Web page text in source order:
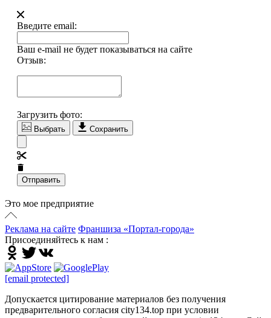
Введите email:
Ваш e-mail не будет показываться на сайте
Отзыв:
Загрузить фото:
Выбрать Сохранить
Отправить
Это мое предприятие
Реклама на сайте Франшиза «Портал-города»
Присоединяйтесь к нам :
[email protected]
Допускается цитирование материалов без получения
предварительного согласия city134.top при условии